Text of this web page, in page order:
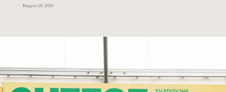
Maggio 28, 2026